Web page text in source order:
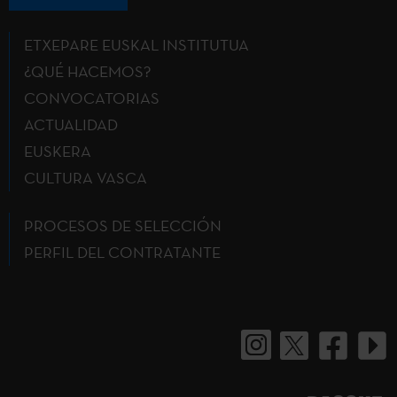
ETXEPARE EUSKAL INSTITUTUA
¿QUÉ HACEMOS?
CONVOCATORIAS
ACTUALIDAD
EUSKERA
CULTURA VASCA
PROCESOS DE SELECCIÓN
PERFIL DEL CONTRATANTE